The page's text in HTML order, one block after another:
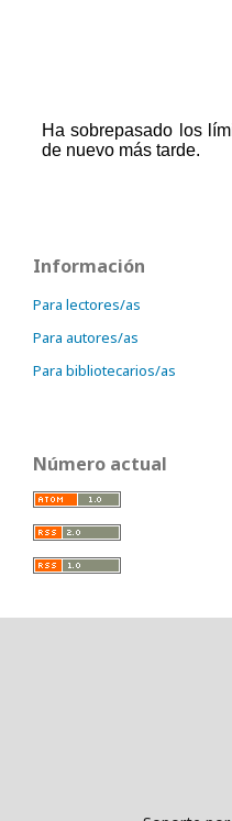
Información
Para lectores/as
Para autores/as
Para bibliotecarios/as
Número actual